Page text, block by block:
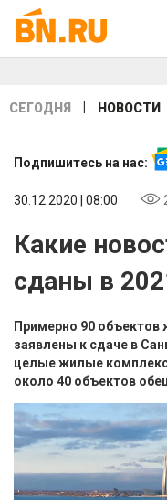
СЕГОДНЯ НОВОСТИ
Подпишитесь на нас:
30.12.2020 | 08:00
Какие
сданы в
Примерно 90 объектов
заявлены к сдаче в
целые жилые
около 40 объектов